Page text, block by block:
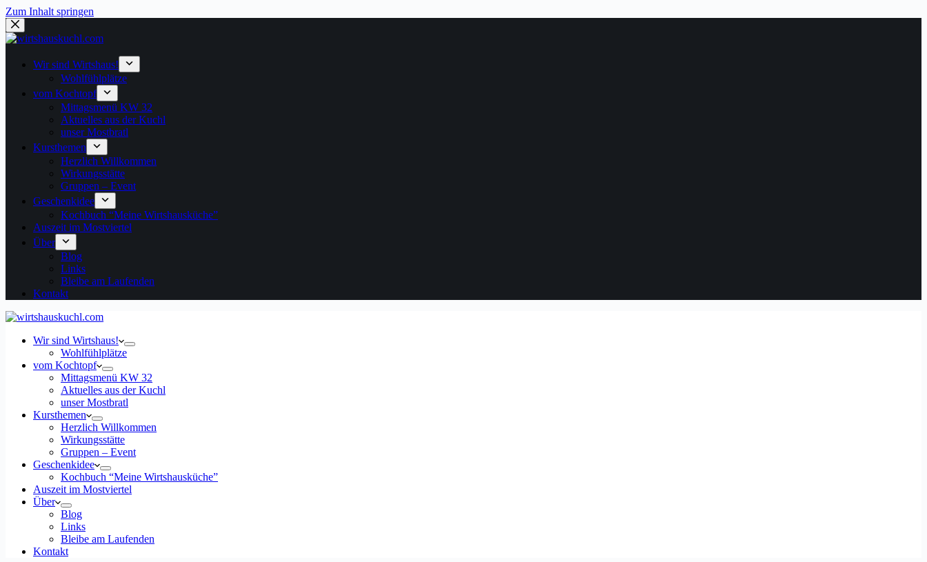
Zum Inhalt springen
Wir sind Wirtshaus!
Wohlfühlplätze
vom Kochtopf
Mittagsmenü KW 32
Aktuelles aus der Kuchl
unser Mostbratl
Kursthemen
Herzlich Willkommen
Wirkungsstätte
Gruppen – Event
Geschenkidee
Kochbuch “Meine Wirtshausküche”
Auszeit im Mostviertel
Über
Blog
Links
Bleibe am Laufenden
Kontakt
Wir sind Wirtshaus!
Wohlfühlplätze
vom Kochtopf
Mittagsmenü KW 32
Aktuelles aus der Kuchl
unser Mostbratl
Kursthemen
Herzlich Willkommen
Wirkungsstätte
Gruppen – Event
Geschenkidee
Kochbuch “Meine Wirtshausküche”
Auszeit im Mostviertel
Über
Blog
Links
Bleibe am Laufenden
Kontakt